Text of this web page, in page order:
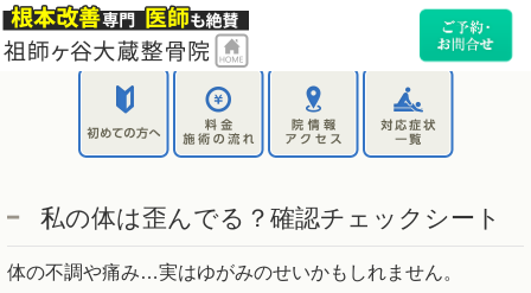
私の体は歪んでる？確認チェックシート
体の不調や痛み…実はゆがみのせいかもしれません。